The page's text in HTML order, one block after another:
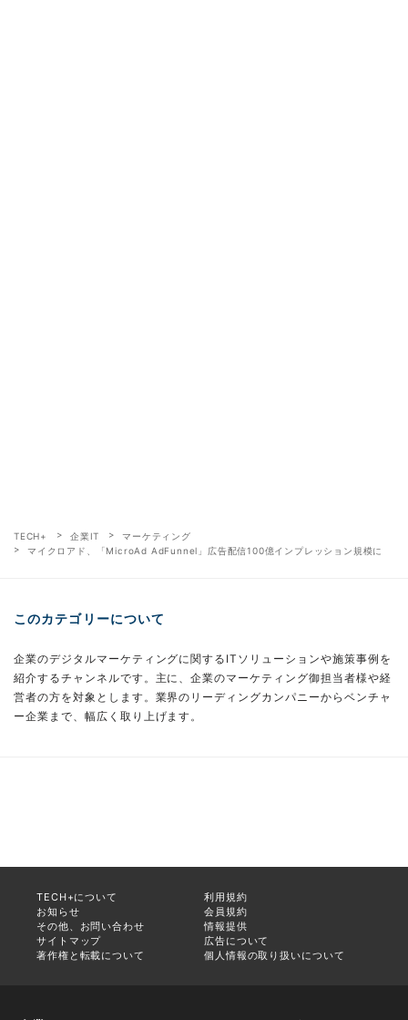
TECH+ 企業IT
マーケティング
マイクロアド、「MicroAd AdFunnel」広告配信100億インプレッション規模に
このカテゴリーについて
企業のデジタルマーケティングに関するITソリューションや施策事例を
紹介するチャンネルです。主に、企業のマーケティング御担当者様や経
営者の方を対象とします。業界のリーディングカンパニーからベンチャ
ー企業まで、幅広く取り上げます。
TECH+について
利用規約
お知らせ
会員規約
その他、お問い合わせ
情報提供
サイトマップ
広告について
著作権と転載について
個人情報の取り扱いについて